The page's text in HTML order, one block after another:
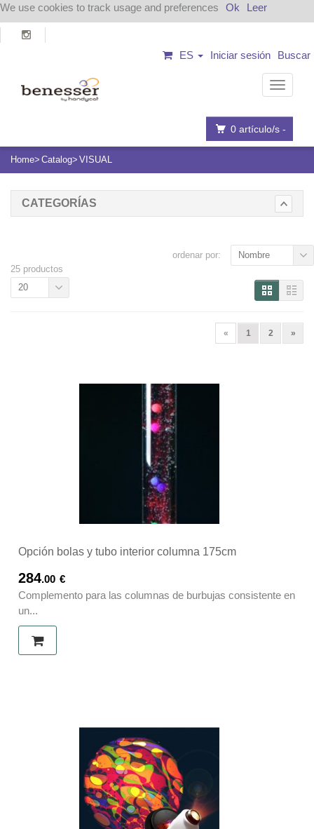
We use cookies to track usage and preferences Ok Leer
ES Iniciar sesión Buscar
0 artículo/s -
Home Catalog VISUAL
CATEGORÍAS
25 productos
ordenar por: Nombre
« 1(current)
2 »Next
20
Opción bolas y tubo interior columna 175cm
284.00 €
Complemento para las columnas de burbujas consistente en
un...